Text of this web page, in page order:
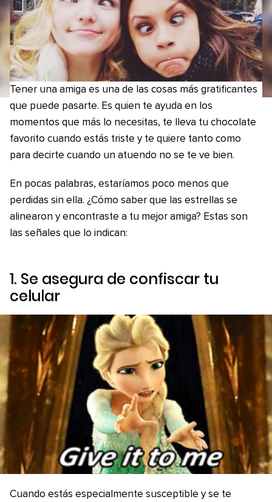
Tener una amiga es una de las cosas más gratificantes
que puede pasarte. Es quien te ayuda en los
momentos que más lo necesitas, te lleva tu chocolate
favorito cuando estás triste y te quiere tanto como
para decirte cuando un atuendo no se te ve bien.
En pocas palabras, estaríamos poco menos que
perdidas sin ella. ¿Cómo saber que las estrellas se
alinearon y encontraste a tu mejor amiga? Estas son
las señales que lo indican:
1. Se asegura de confiscar tu
celular
Cuando estás especialmente susceptible y se te